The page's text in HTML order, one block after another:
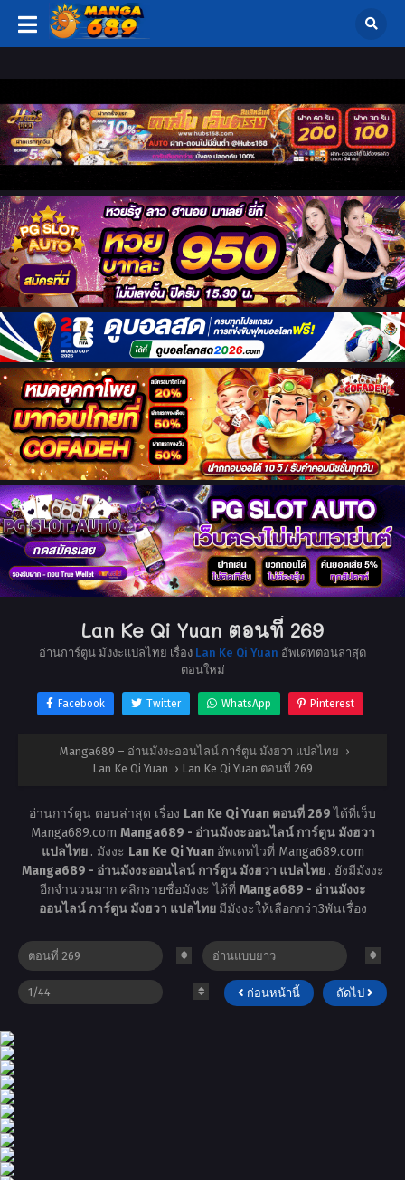
Lan Ke Qi Yuan ตอนที่ 269
อ่านการ์ตูน มังงะแปลไทย เรื่อง Lan Ke Qi Yuan อัพเดทตอนล่าสุด
ตอนใหม่
Facebook Twitter WhatsApp Pinterest
Manga689 – อ่านมังงะออนไลน์ การ์ตูน มังฮวา แปลไทย ›
Lan Ke Qi Yuan › Lan Ke Qi Yuan ตอนที่ 269
อ่านการ์ตูน ตอนล่าสุด เรื่อง Lan Ke Qi Yuan ตอนที่ 269ได้ที่เว็บ
Manga689.com Manga689 - อ่านมังงะออนไลน์ การ์ตูน มังฮวา
แปลไทย . มังงะ Lan Ke Qi Yuan อัพเดทไวที่ Manga689.com
Manga689 - อ่านมังงะออนไลน์ การ์ตูน มังฮวา แปลไทย . ยังมีมังงะ
อีกจำนวนมาก คลิกรายชื่อมังงะ ได้ที่ Manga689 - อ่านมังงะ
ออนไลน์ การ์ตูน มังฮวา แปลไทย มีมังงะให้เลือกกว่า3พันเรื่อง
ก่อนหน้านี้ ถัดไป